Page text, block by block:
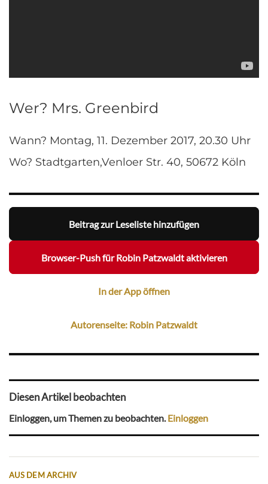
Wer? Mrs. Greenbird
Wann? Montag, 11. Dezember 2017, 20.30 Uhr
Wo? Stadtgarten,Venloer Str. 40, 50672 Köln
Beitrag zur Leseliste hinzufügen
Browser-Push für Robin Patzwaldt aktivieren
In der App öffnen
Autorenseite: Robin Patzwaldt
Diesen Artikel beobachten
Einloggen, um Themen zu beobachten.Einloggen
AUS DEM ARCHIV